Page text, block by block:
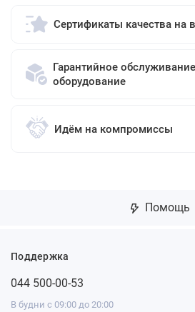
Сертификаты качества на
Гарантийное
оборудование
Идём на компромиссы
Помощь
Поддержка
044 500-00-53
В будни с 09:00 до 20:00